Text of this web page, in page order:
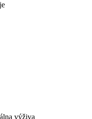
výživa